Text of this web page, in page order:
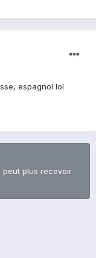
espagnol lol
peut plus recevoir